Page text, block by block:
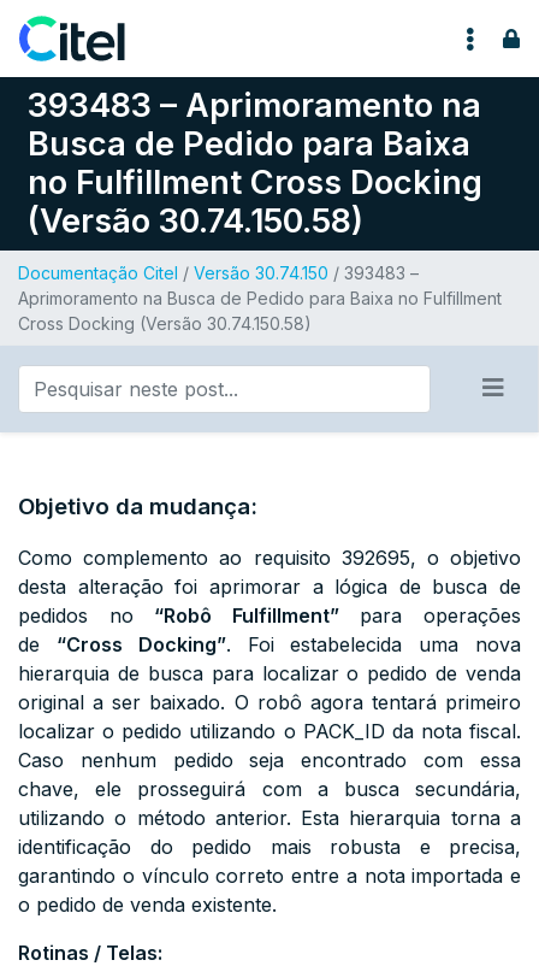
Pular para o conteúdo
393483 – Aprimoramento na
Busca de Pedido para Baixa
no Fulfillment Cross Docking
(Versão 30.74.150.58)
Documentação Citel / Versão 30.74.150 / 393483 –
Aprimoramento na Busca de Pedido para Baixa no Fulfillment
Cross Docking (Versão 30.74.150.58)
Objetivo da mudança:
Como complemento ao requisito 392695, o objetivo
desta alteração foi aprimorar a lógica de busca de
pedidos no “Robô Fulfillment”para operações
de “Cross Docking”. Foi estabelecida uma nova
hierarquia de busca para localizar o pedido de venda
original a ser baixado. O robô agora tentará primeiro
localizar o pedido utilizando o PACK_ID da nota fiscal.
Caso nenhum pedido seja encontrado com essa
chave, ele prosseguirá com a busca secundária,
utilizando o método anterior. Esta hierarquia torna a
identificação do pedido mais robusta e precisa,
garantindo o vínculo correto entre a nota importada e
o pedido de venda existente.
Rotinas / Telas: